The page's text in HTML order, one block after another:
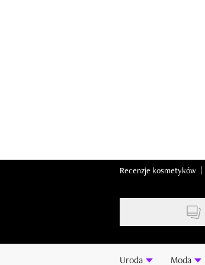
Recenzje kosmetyków
Uroda Moda